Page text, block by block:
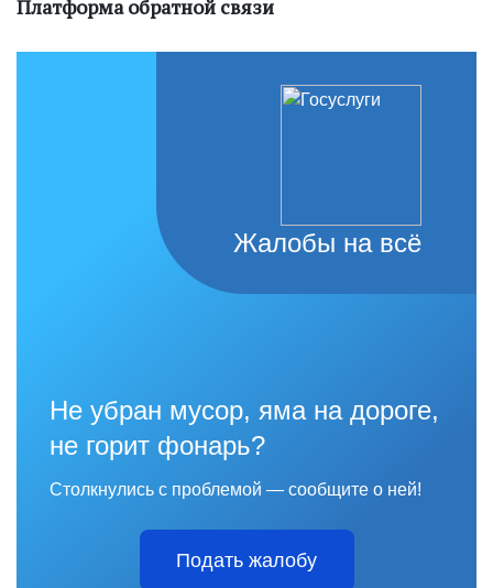
Платформа обратной связи
Жалобы на всё
Не убран мусор, яма на дороге,
не горит фонарь?
Столкнулись с проблемой — сообщите о ней!
Подать жалобу